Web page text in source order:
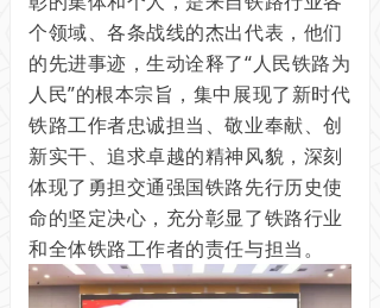
个领域、各条战线的杰出代表，他们
的先进事迹，生动诠释了“人民铁路为
人民”的根本宗旨，集中展现了新时代
铁路工作者忠诚担当、敬业奉献、创
新实干、追求卓越的精神风貌，深刻
体现了勇担交通强国铁路先行历史使
命的坚定决心，充分彰显了铁路行业
和全体铁路工作者的责任与担当。